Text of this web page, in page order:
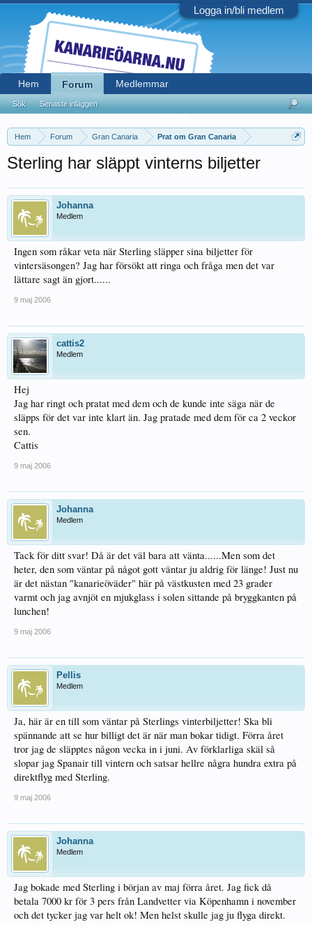
Logga in/bli medlem
Hem Forum Gran Canaria Prat om Gran Canaria
Sterling har släppt vinterns biljetter
Johanna
Medlem
Ingen som råkar veta när Sterling släpper sina biljetter för
vintersäsongen? Jag har försökt att ringa och fråga men det var
lättare sagt än gjort......
9 maj 2006
cattis2
Medlem
Hej
Jag har ringt och pratat med dem och de kunde inte säga när de
släpps för det var inte klart än. Jag pratade med dem för ca 2 veckor
sen.
Cattis
9 maj 2006
Johanna
Medlem
Tack för ditt svar! Då är det väl bara att vänta......Men som det
heter, den som väntar på något gott väntar ju aldrig för länge! Just nu
är det nästan "kanarieöväder" här på västkusten med 23 grader
varmt och jag avnjöt en mjukglass i solen sittande på bryggkanten på
lunchen!
9 maj 2006
Pellis
Medlem
Ja, här är en till som väntar på Sterlings vinterbiljetter! Ska bli
spännande att se hur billigt det är när man bokar tidigt. Förra året
tror jag de släpptes någon vecka in i juni. Av förklarliga skäl så
slopar jag Spanair till vintern och satsar hellre några hundra extra på
direktflyg med Sterling.
9 maj 2006
Johanna
Medlem
Jag bokade med Sterling i början av maj förra året. Jag fick då
betala 7000 kr för 3 pers från Landvetter via Köpenhamn i november
och det tycker jag var helt ok! Men helst skulle jag ju flyga direkt.
Hem Forum
Sök Senaste inläggen
Medlemmar